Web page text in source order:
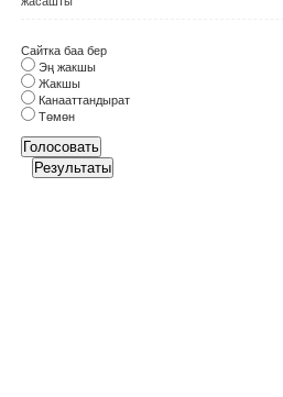
Сайтка баа бер
Эң жакшы
Жакшы
Канааттандырат
Төмөн
Голосовать
Результаты